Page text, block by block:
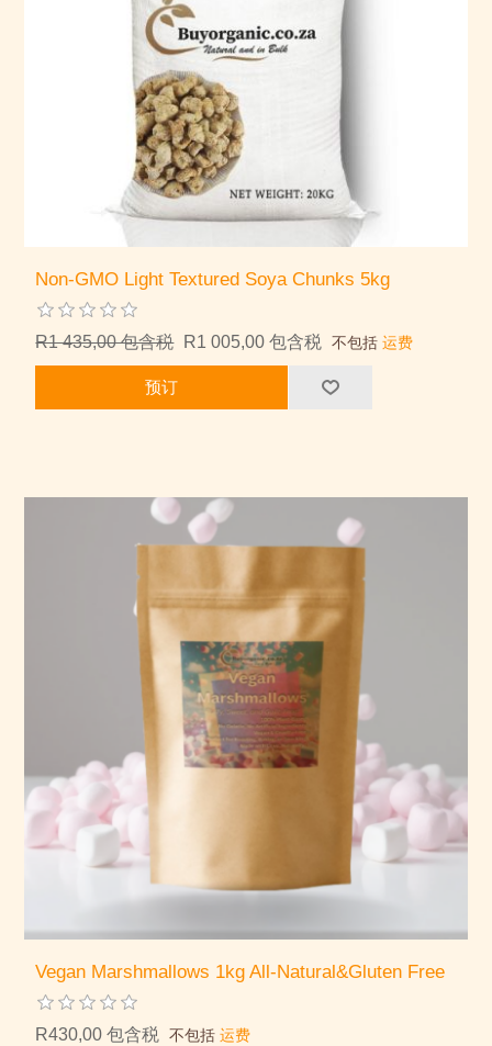
Non-GMO Light Textured Soya Chunks 5kg
R1 435,00 包含税 R1 005,00 包含税 不包括运费
预订
Vegan Marshmallows 1kg All-Natural&Gluten Free
R430,00 包含税 不包括运费